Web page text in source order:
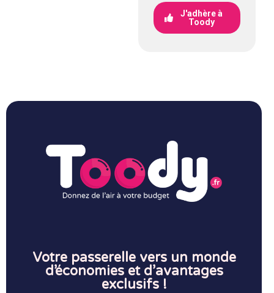
J'adhère à
Toody
Votre passerelle vers un monde
d’économies et d’avantages
exclusifs !